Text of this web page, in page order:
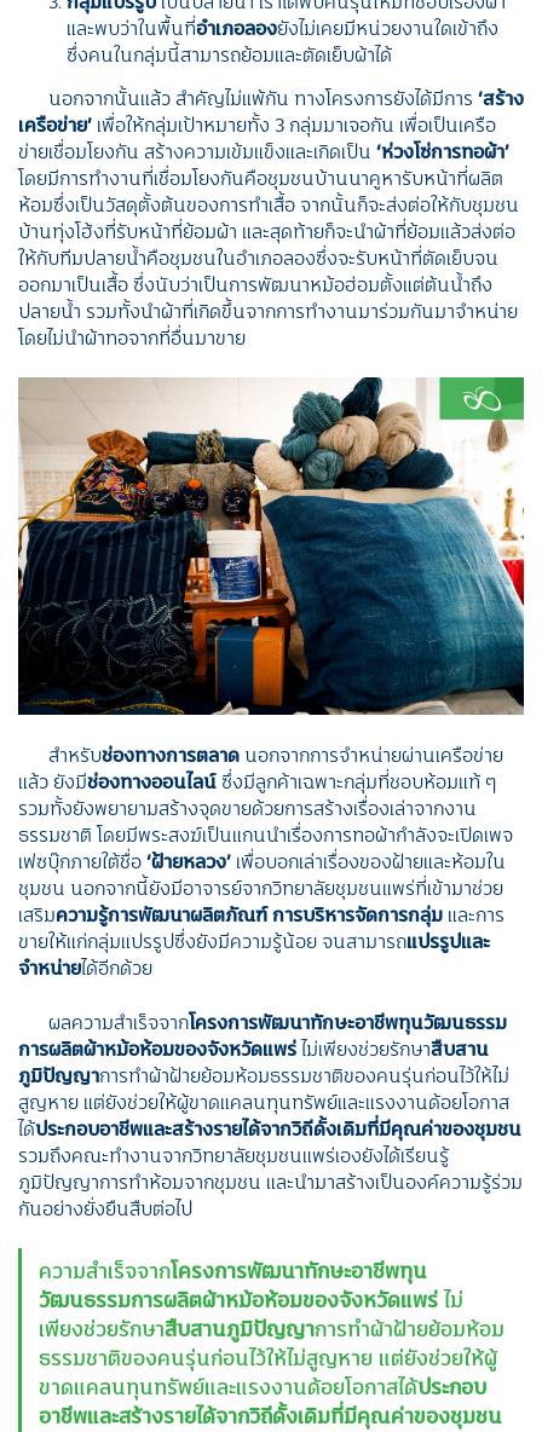
และพบว่าในพื้นที่อำเภอลองยังไม่เคยมีหน่วยงานใดเข้าถึง
ซึ่งคนในกลุ่มนี้สามารถย้อมและตัดเย็บผ้าได้
นอกจากนั้นแล้ว สำคัญไม่แพ้กัน ทางโครงการยังได้มีการ ‘สร้าง
เครือข่าย’ เพื่อให้กลุ่มเป้าหมายทั้ง 3 กลุ่มมาเจอกัน เพื่อเป็นเครือ
ข่ายเชื่อมโยงกัน สร้างความเข้มแข็งและเกิดเป็น ‘ห่วงโซ่การทอผ้า’
โดยมีการทำงานที่เชื่อมโยงกันคือชุมชนบ้านนาคูหารับหน้าที่ผลิต
ห้อมซึ่งเป็นวัสดุตั้งต้นของการทำเสื้อ จากนั้นก็จะส่งต่อให้กับชุมชน
บ้านทุ่งโฮ้งที่รับหน้าที่ย้อมผ้า และสุดท้ายก็จะนำผ้าที่ย้อมแล้วส่งต่อ
ให้กับทีมปลายน้ำคือชุมชนในอำเภอลองซึ่งจะรับหน้าที่ตัดเย็บจน
ออกมาเป็นเสื้อ ซึ่งนับว่าเป็นการพัฒนาหม้อฮ่อมตั้งแต่ต้นน้ำถึง
ปลายน้ำ รวมทั้งนำผ้าที่เกิดขึ้นจากการทำงานมาร่วมกันมาจำหน่าย
โดยไม่นำผ้าทอจากที่อื่นมาขาย
สำหรับช่องทางการตลาด นอกจากการจำหน่ายผ่านเครือข่าย
แล้ว ยังมีช่องทางออนไลน์ซึ่งมีลูกค้าเฉพาะกลุ่มที่ชอบห้อมแท้ ๆ
รวมทั้งยังพยายามสร้างจุดขายด้วยการสร้างเรื่องเล่าจากงาน
ธรรมชาติ โดยมีพระสงฆ์เป็นแกนนำเรื่องการทอผ้ากำลังจะเปิดเพจ
เฟซบุ๊กภายใต้ชื่อ‘ฝ้ายหลวง’ เพื่อบอกเล่าเรื่องของฝ้ายและห้อมใน
ชุมชน นอกจากนี้ยังมีอาจารย์จากวิทยาลัยชุมชนแพร่ที่เข้ามาช่วย
เสริมความรู้การพัฒนาผลิตภัณฑ์ การบริหารจัดการกลุ่ม และการ
ขายให้แก่กลุ่มแปรรูปซึ่งยังมีความรู้น้อย จนสามารถแปรรูปและ
จำหน่ายได้อีกด้วย
ผลความสำเร็จจากโครงการพัฒนาทักษะอาชีพทุนวัฒนธรรม
การผลิตผ้าหม้อห้อมของจังหวัดแพร่ไม่เพียงช่วยรักษาสืบสาน
ภูมิปัญญาการทำผ้าฝ้ายย้อมห้อมธรรมชาติของคนรุ่นก่อนไว้ให้ไม่
สูญหาย แต่ยังช่วยให้ผู้ขาดแคลนทุนทรัพย์และแรงงานด้อยโอกาส
ได้ประกอบอาชีพและสร้างรายได้จากวิถีดั้งเดิมที่มีคุณค่าของชุมชน
รวมถึงคณะทำงานจากวิทยาลัยชุมชนแพร่เองยังได้เรียนรู้
ภูมิปัญญาการทำห้อมจากชุมชน และนำมาสร้างเป็นองค์ความรู้ร่วม
กันอย่างยั่งยืนสืบต่อไป
ความสำเร็จจากโครงการพัฒนาทักษะอาชีพทุน
วัฒนธรรมการผลิตผ้าหม้อห้อมของจังหวัดแพร่ ไม่
เพียงช่วยรักษาสืบสานภูมิปัญญาการทำผ้าฝ้ายย้อมห้อม
ธรรมชาติของคนรุ่นก่อนไว้ให้ไม่สูญหาย แต่ยังช่วยให้ผู้
ขาดแคลนทุนทรัพย์และแรงงานด้อยโอกาสได้ประกอบ
อาชีพและสร้างรายได้จากวิถีดั้งเดิมที่มีคุณค่าของชุมชน